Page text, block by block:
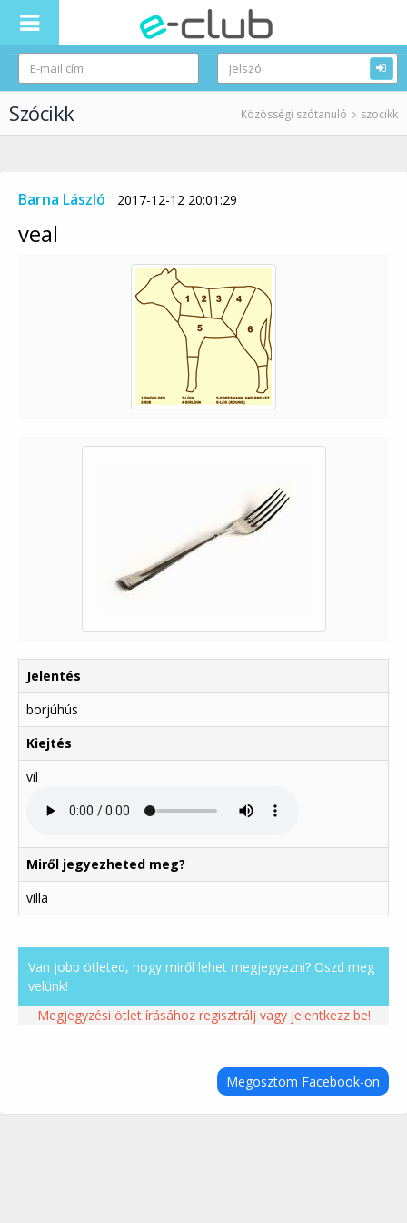
Szócikk Közösségi szótanuló szocikk
Barna László 2017-12-12 20:01:29
veal
Jelentés
borjúhús
Kiejtés
víl
Miről jegyezheted meg?
villa
Van jobb ötleted, hogy miről lehet megjegyezni? Oszd meg
velünk!
Megjegyzési ötlet írásához regisztrálj vagy jelentkezz be!
Megosztom Facebook-on